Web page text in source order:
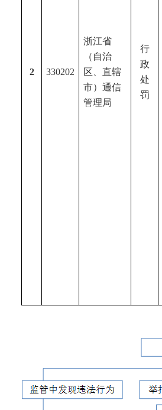
2 330202
浙江省
（自治
区、直辖
市）通信
管理局
行
政
处
罚